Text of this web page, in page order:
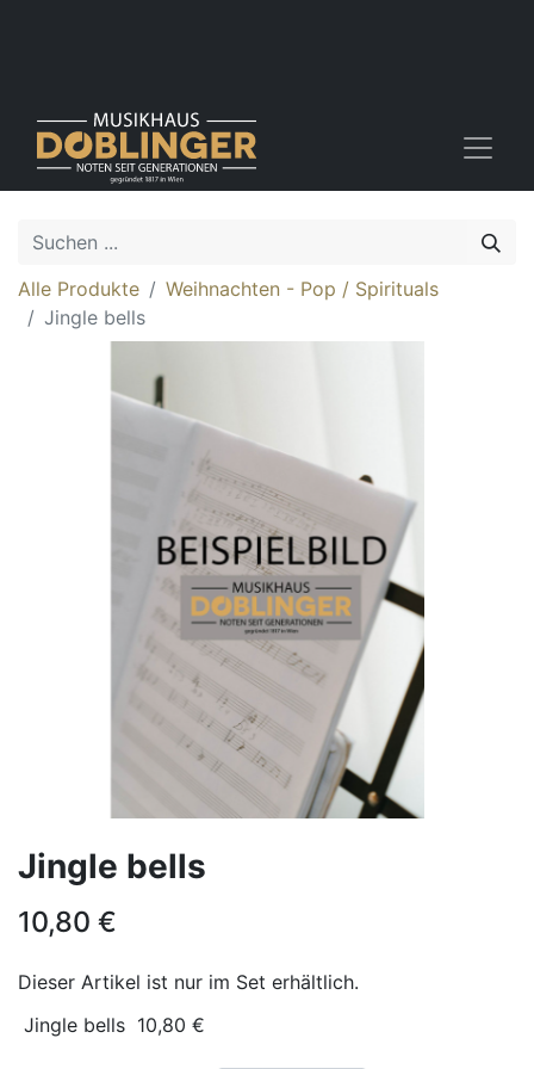
Alle Produkte
Weihnachten - Pop / Spirituals
Jingle bells
Jingle bells
10,80 €
Dieser Artikel ist nur im Set erhältlich.
Jingle bells 10,80 €